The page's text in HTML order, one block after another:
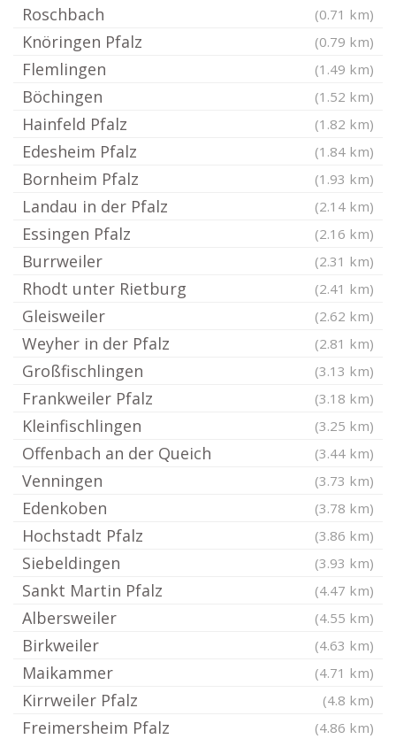
Roschbach (0.71 km)
Knöringen Pfalz (0.79 km)
Flemlingen (1.49 km)
Böchingen (1.52 km)
Hainfeld Pfalz (1.82 km)
Edesheim Pfalz (1.84 km)
Bornheim Pfalz (1.93 km)
Landau in der Pfalz (2.14 km)
Essingen Pfalz (2.16 km)
Burrweiler (2.31 km)
Rhodt unter Rietburg (2.41 km)
Gleisweiler (2.62 km)
Weyher in der Pfalz (2.81 km)
Großfischlingen (3.13 km)
Frankweiler Pfalz (3.18 km)
Kleinfischlingen (3.25 km)
Offenbach an der Queich (3.44 km)
Venningen (3.73 km)
Edenkoben (3.78 km)
Hochstadt Pfalz (3.86 km)
Siebeldingen (3.93 km)
Sankt Martin Pfalz (4.47 km)
Albersweiler (4.55 km)
Birkweiler (4.63 km)
Maikammer (4.71 km)
Kirrweiler Pfalz (4.8 km)
Freimersheim Pfalz (4.86 km)